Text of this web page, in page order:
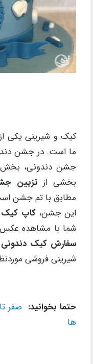
کیک و شیرینی یکی
ما است. در جشن
جشن دندونی، بخش
بخشی از تزیین
مطابق با تم جشن
این جشن،کاپ کیک
شما با مشاهده
سفارش کیک دندونی
شیرینی فروشی
حتما بخوانید: صفر
ها